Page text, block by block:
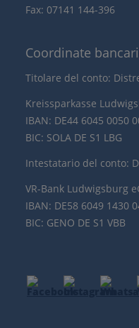
Fax: 07141 144-396
Coordinate
Titolare del conto:
Kreissparkasse
IBAN: DE44 6045 0050
BIC: SOLA DE S1 LBG
Intestatario del conto:
VR-Bank Ludwigsburg
IBAN: DE58 6049 1430
BIC: GENO DE S1 VBB